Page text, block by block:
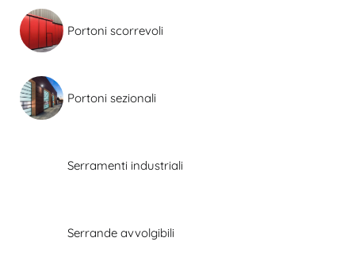
Portoni scorrevoli
Portoni sezionali
Serramenti industriali
Serrande avvolgibili